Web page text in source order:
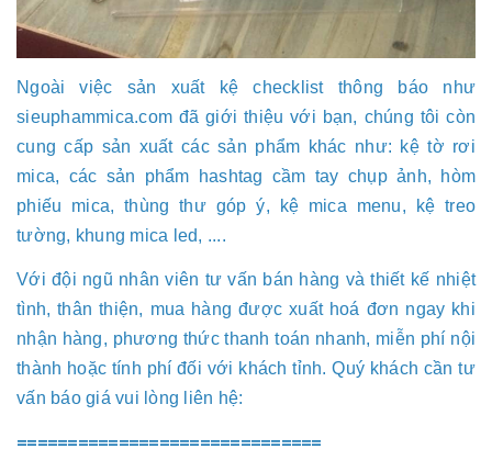
Ngoài việc sản xuất kệ checklist thông báo như
sieuphammica.com đã giới thiệu với bạn, chúng tôi còn
cung cấp sản xuất các sản phẩm khác như: kệ tờ rơi
mica, các sản phẩm hashtag cầm tay chụp ảnh, hòm
phiếu mica, thùng thư góp ý, kệ mica menu, kệ treo
tường, khung mica led, ....
Với đội ngũ nhân viên tư vấn bán hàng và thiết kế nhiệt
tình, thân thiện, mua hàng được xuất hoá đơn ngay khi
nhận hàng, phương thức thanh toán nhanh, miễn phí nội
thành hoặc tính phí đối với khách tỉnh. Quý khách cần tư
vấn báo giá vui lòng liên hệ:
==============================